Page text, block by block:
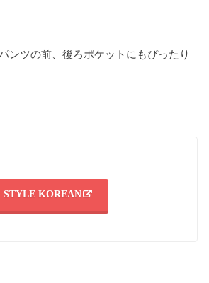
ンツの前、後ろポケットにもぴったり
STYLE KOREAN